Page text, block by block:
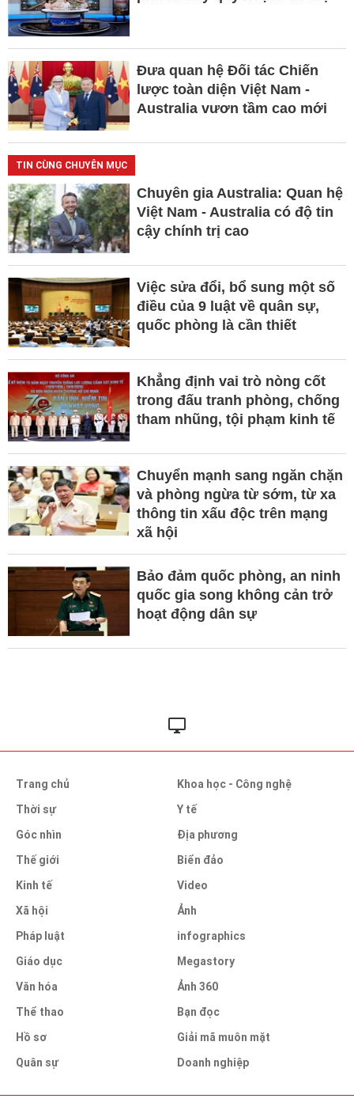
Đưa quan hệ Đối tác Chiến
lược toàn diện Việt Nam -
Australia vươn tầm cao mới
TIN CÙNG CHUYÊN MỤC
Chuyên gia Australia: Quan hệ
Việt Nam - Australia có độ tin
cậy chính trị cao
Việc sửa đổi, bổ sung một số
điều của 9 luật về quân sự,
quốc phòng là cần thiết
Khẳng định vai trò nòng cốt
trong đấu tranh phòng, chống
tham nhũng, tội phạm kinh tế
Chuyển mạnh sang ngăn chặn
và phòng ngừa từ sớm, từ xa
thông tin xấu độc trên mạng
xã hội
Bảo đảm quốc phòng, an ninh
quốc gia song không cản trở
hoạt động dân sự
Trang chủ
Thời sự
Góc nhìn
Thế giới
Kinh tế
Xã hội
Pháp luật
Giáo dục
Văn hóa
Thể thao
Hồ sơ
Quân sự
Khoa học - Công nghệ
Y tế
Địa phương
Biển đảo
Video
Ảnh
infographics
Megastory
Ảnh 360
Bạn đọc
Giải mã muôn mặt
Doanh nghiệp